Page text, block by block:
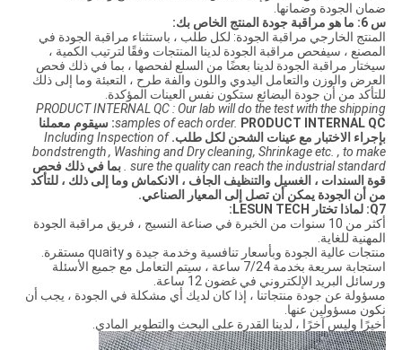
ضمان الجودة وضمانها.
س 6: ما هو مراقبة جودة المنتج الخاص بك:
المنتج الخارجي مراقبة الجودة: لكل طلب ، باستثناء مراقبة الجودة في
المصنع ، سيفحص مراقبة الجودة لدينا المنتجات وفقًا لترتيب الكمية ،
سيختار مراقبة الجودة لدينا بعضًا من السلع لفحصها ، بما في ذلك فحص
العرض والوزن والتعامل اليدوي واللون والفة طرح ، التعبئة وما إلى ذلك
للتأكد من أن جودة البضائع ستكون نفس العينات المؤكدة.
PRODUCT INTERNAL QC : Our lab will do the test with the shipping
samples of each order.PRODUCT INTERNAL QC: سيقوم معملنا
بإجراء الاختبار مع عينات الشحن لكل طلب. Including Inspection of
bondstrength , Washing and Dry cleaning, Shrinkage etc. , to make
sure the quality can reach the industrial standard .
بما في ذلك فحص
قوة السندات ، الغسيل والتنظيف الجاف ، الانكماش وما إلى ذلك ، للتأكد
من أن الجودة يمكن أن تصل إلى المعيار الصناعي.
Q7: لماذا تختار LESUN TECH:
أكثر من 10 سنوات من الخبرة في صناعة النسيج ، فريق مراقبة الجودة
المهنية للغاية.
منتجات عالية الجودة وبأسعار تنافسية وخدمة جيدة و quaity مستقرة.
استجابة سريعة بخدمة 7/24 ساعة ، سيتم التعامل مع جميع الأسئلة
ورسائل البريد الإلكتروني في غضون 12 ساعة.
مسؤولة عن جودة منتجاتنا ، إذا كان لديك أي مشكلة في الجودة ، يجب أن
نكون مسؤولين عنها.
أخيرًا وليس آخرًا ، لدينا القدرة على البحث والتطوير المادي.